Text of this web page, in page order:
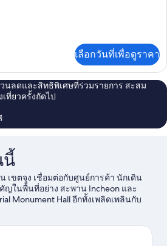
เลือกวันที่เพื่อดูราคา
นลดและสิทธิพิเศษที่ร่วมรายการ สะสม
ที่ยวครั้งถัดไป
นี้
เขตจุง เชื่อมต่อกับศูนย์การค้า นักเดิน
ญในพื้นที่อย่าง สะพาน Incheon และ
Monument Hall อีกทั้งเพลิดเพลินกับ
าเรือจีโอเจ หากพาลูกๆ ไปเที่ยว
ารขับรถ BMW